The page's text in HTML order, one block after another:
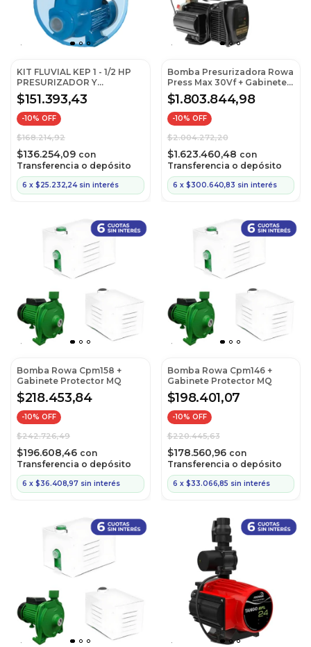
KIT FLUVIAL KEP 1 - 1/2 HP
PRESURIZADOR Y
ELEVACIÓ
$151.393,43
-10% OFF
$168.214,92
$136.254,09 con
Transferencia o depósito
6 x $25.232,24 sin interés
Bomba Presurizadora Rowa
Press Max 30Vf + Gabinete
Protector MQ
$1.803.844,98
-10% OFF
$2.004.272,20
$1.623.460,48 con
Transferencia o depósito
6 x $300.640,83 sin interés
Bomba Rowa Cpm158 +
Gabinete Protector MQ
$218.453,84
-10% OFF
$242.726,49
$196.608,46 con
Transferencia o depósito
6 x $36.408,97 sin interés
Bomba Rowa Cpm146 +
Gabinete Protector MQ
$198.401,07
-10% OFF
$220.445,63
$178.560,96 con
Transferencia o depósito
6 x $33.066,85 sin interés